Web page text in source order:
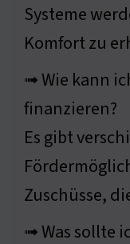
Systeme
Komfort zu
➟ Wie kann
finanzieren?
Es gibt
Zuschüsse,
➟ Was sollte